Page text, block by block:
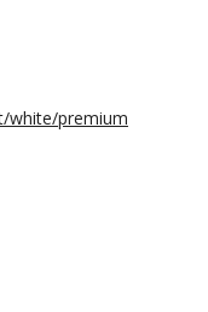
white/premium